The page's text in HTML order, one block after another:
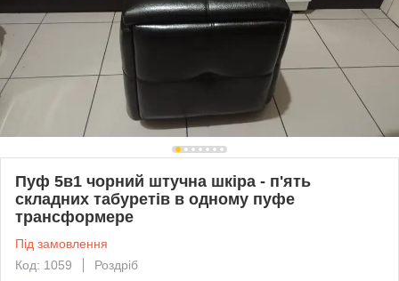
Пуф 5в1 чорний штучна шкіра - п'ять
складних табуретів в одному пуфе
трансформере
Під замовлення
Код: 1059
Роздріб